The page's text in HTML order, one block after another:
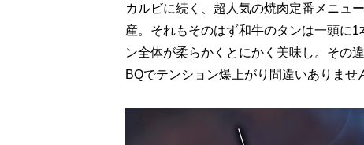
カルビに続く、超人気の焼肉定番メニュ
産。それもそのはず和牛のタンは一頭に
ン全体が柔らかくとにかく美味し。その
BQでテンション爆上がり間違いありませ